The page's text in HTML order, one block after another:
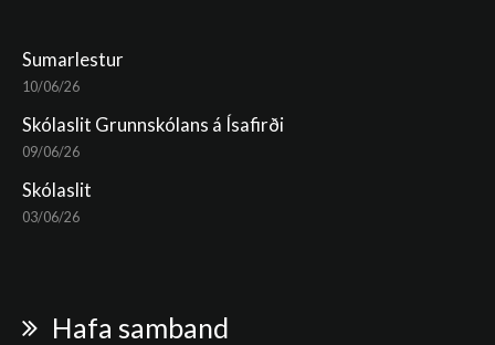
Sumarlestur
10/06/26
Skólaslit Grunnskólans á Ísafirði
09/06/26
Skólaslit
03/06/26
Hafa samband